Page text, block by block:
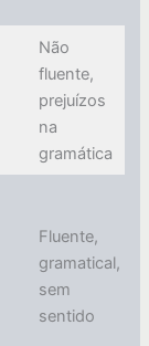
Não
fluente,
prejuízos
na
gramática
Fluente,
gramatical,
sem
sentido